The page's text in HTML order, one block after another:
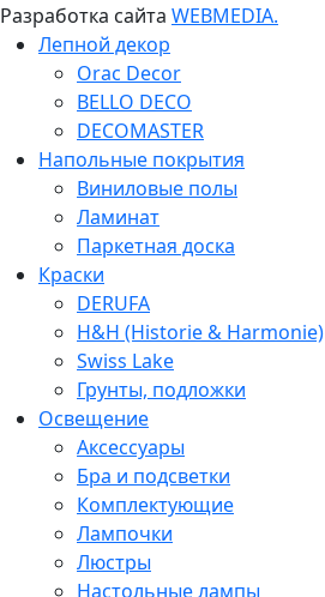
Разработка сайта WEBMEDIA.
Лепной декор
Orac Decor
BELLO DECO
DECOMASTER
Напольные покрытия
Виниловые полы
Ламинат
Паркетная доска
Краски
DERUFA
H&H (Historie & Harmonie)
Swiss Lake
Грунты, подложки
Освещение
Аксессуары
Бра и подсветки
Комплектующие
Лампочки
Люстры
Настольные лампы